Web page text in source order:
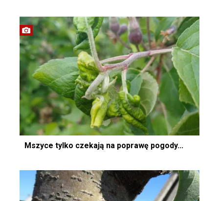
Mszyce tylko czekają na poprawę pogody...